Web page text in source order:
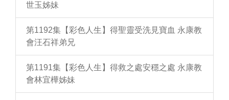
世玉姊妹
第1192集【彩色人生】得聖靈受洗見寶血 永康教
會汪石祥弟兄
第1191集【彩色人生】得救之處安穩之處 永康教
會林宜樺姊妹